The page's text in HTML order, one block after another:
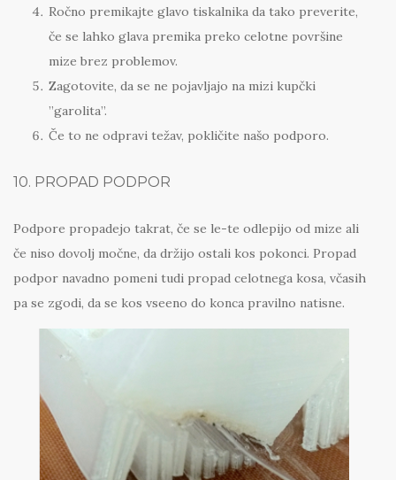
Ročno premikajte glavo tiskalnika da tako preverite,
če se lahko glava premika preko celotne površine
mize brez problemov.
Zagotovite, da se ne pojavljajo na mizi kupčki
”garolita”.
Če to ne odpravi težav, pokličite našo podporo.
10. PROPAD PODPOR
Podpore propadejo takrat, če se le-te odlepijo od mize ali
če niso dovolj močne, da držijo ostali kos pokonci. Propad
podpor navadno pomeni tudi propad celotnega kosa, včasih
pa se zgodi, da se kos vseeno do konca pravilno natisne.